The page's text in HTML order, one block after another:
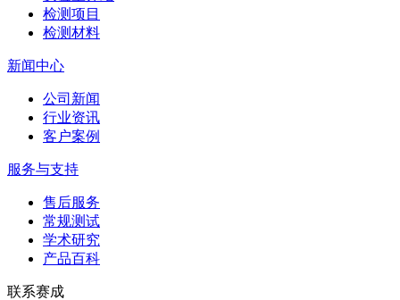
检测项目
检测材料
新闻中心
公司新闻
行业资讯
客户案例
服务与支持
售后服务
常规测试
学术研究
产品百科
联系赛成